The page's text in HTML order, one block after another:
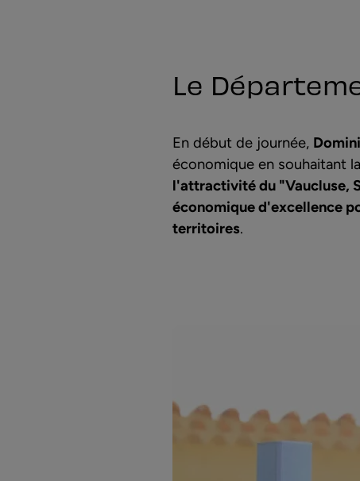
Le
En début de journée,
économique en souhaitant
l'attractivité du "Vaucluse,
économique d'excellence
territoires.